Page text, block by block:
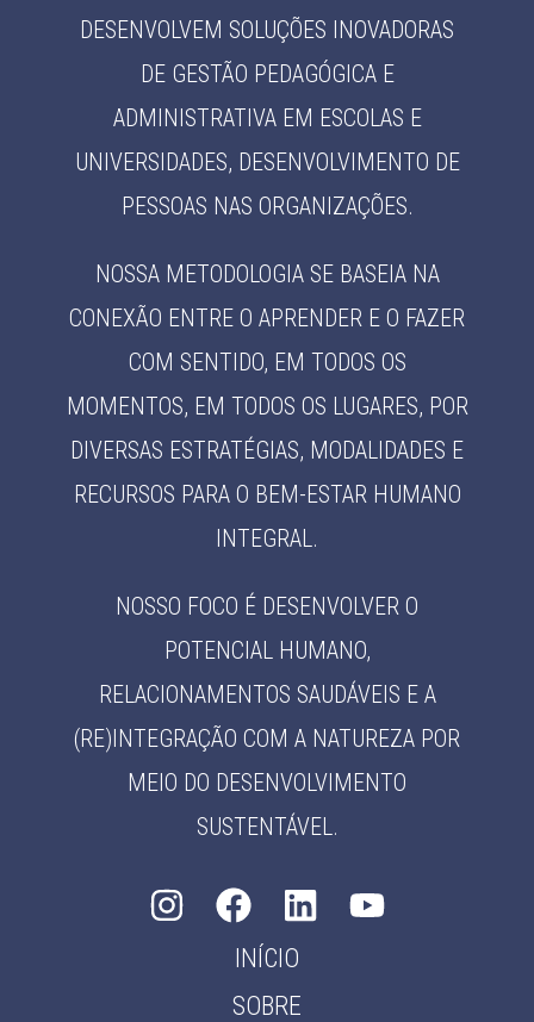
DESENVOLVEM SOLUÇÕES INOVADORAS
DE GESTÃO PEDAGÓGICA E
ADMINISTRATIVA EM ESCOLAS E
UNIVERSIDADES, DESENVOLVIMENTO DE
PESSOAS NAS ORGANIZAÇÕES.
NOSSA METODOLOGIA SE BASEIA NA
CONEXÃO ENTRE O APRENDER E O FAZER
COM SENTIDO, EM TODOS OS
MOMENTOS, EM TODOS OS LUGARES, POR
DIVERSAS ESTRATÉGIAS, MODALIDADES E
RECURSOS PARA O BEM-ESTAR HUMANO
INTEGRAL.
NOSSO FOCO É DESENVOLVER O
POTENCIAL HUMANO,
RELACIONAMENTOS SAUDÁVEIS E A
(RE)INTEGRAÇÃO COM A NATUREZA POR
MEIO DO DESENVOLVIMENTO
SUSTENTÁVEL.
INÍCIO
SOBRE